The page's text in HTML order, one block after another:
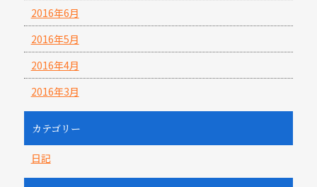
2016年6月
2016年5月
2016年4月
2016年3月
カテゴリー
日記